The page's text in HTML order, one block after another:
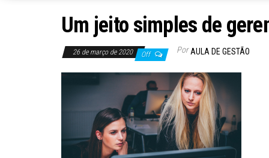
Um jeito simples de
26 de março de 2020 Off Por AULA DE GESTÃO